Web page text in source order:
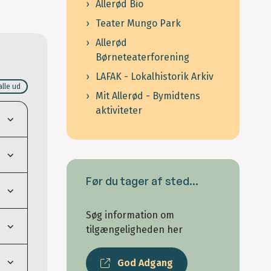
ud
Allerød Bio
Teater Mungo Park
Allerød
Børneteaterforening
LAFAK - Lokalhistorik Arkiv
Mit Allerød - Bymidtens
aktiviteter
Før du tager af sted...
Søg information om
tilgængeligheden her
God Adgang